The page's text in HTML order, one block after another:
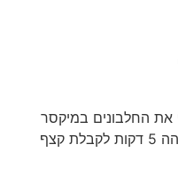
החלבונים במיקסר
יחד עם הסוכר במהירות גבוהה 5 דקות לקבלת קצף